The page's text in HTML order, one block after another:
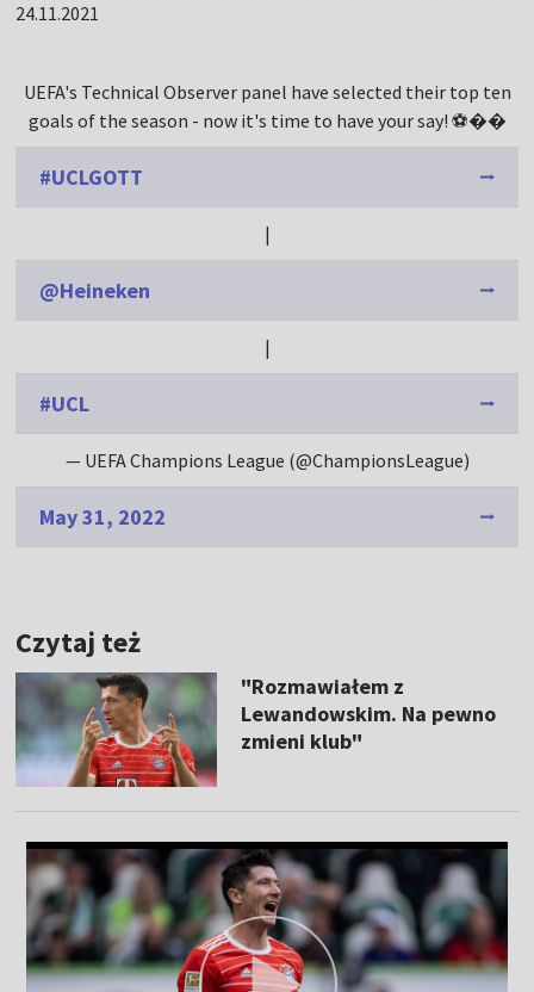
24.11.2021
UEFA's Technical Observer panel have selected their top ten
goals of the season - now it's time to have your say! ⚽️��
#UCLGOTT
|
@Heineken
|
#UCL
— UEFA Champions League (@ChampionsLeague)
May 31, 2022
Czytaj też
"Rozmawiałem z
Lewandowskim. Na pewno
zmieni klub"